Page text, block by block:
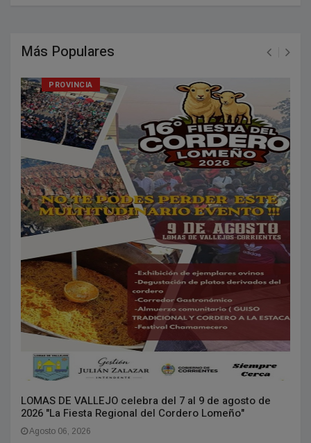
Más Populares
PROVINCIA
LOMAS DE VALLEJO celebra del 7 al 9 de agosto de
2026 "La Fiesta Regional del Cordero Lomeño"
Agosto 06, 2026